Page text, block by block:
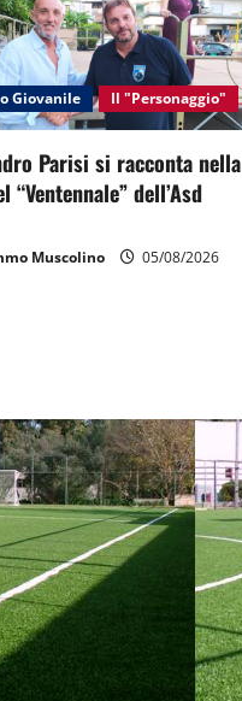
Giovanile Il "Personaggio"
Parisi si racconta nella
“Ventennale” dell’Asd
Muscolino 05/08/2026